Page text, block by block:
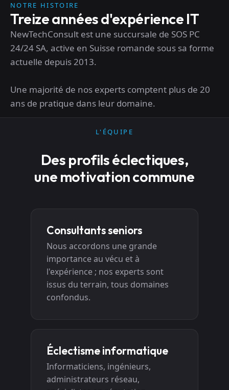
NOTRE HISTOIRE
Treize années d'expérience IT
NewTechConsult est une succursale de SOS PC
24/24 SA, active en Suisse romande sous sa forme
actuelle depuis 2013.
Une majorité de nos experts comptent plus de 20
ans de pratique dans leur domaine.
L'ÉQUIPE
Des profils éclectiques,
une motivation commune
Consultants seniors
Nous accordons une grande
importance au vécu et à
l'expérience ; nos experts sont
issus du terrain, tous domaines
confondus.
Éclectisme informatique
Informaticiens, ingénieurs,
administrateurs réseau,